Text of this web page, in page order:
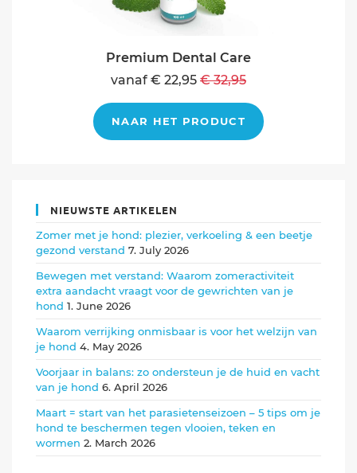
Premium Dental Care
vanaf € 22,95 € 32,95
NAAR HET PRODUCT
NIEUWSTE ARTIKELEN
Zomer met je hond: plezier, verkoeling & een beetje
gezond verstand 7. July 2026
Bewegen met verstand: Waarom zomeractiviteit
extra aandacht vraagt voor de gewrichten van je
hond 1. June 2026
Waarom verrijking onmisbaar is voor het welzijn van
je hond 4. May 2026
Voorjaar in balans: zo ondersteun je de huid en vacht
van je hond 6. April 2026
Maart = start van het parasietenseizoen – 5 tips om je
hond te beschermen tegen vlooien, teken en
wormen 2. March 2026